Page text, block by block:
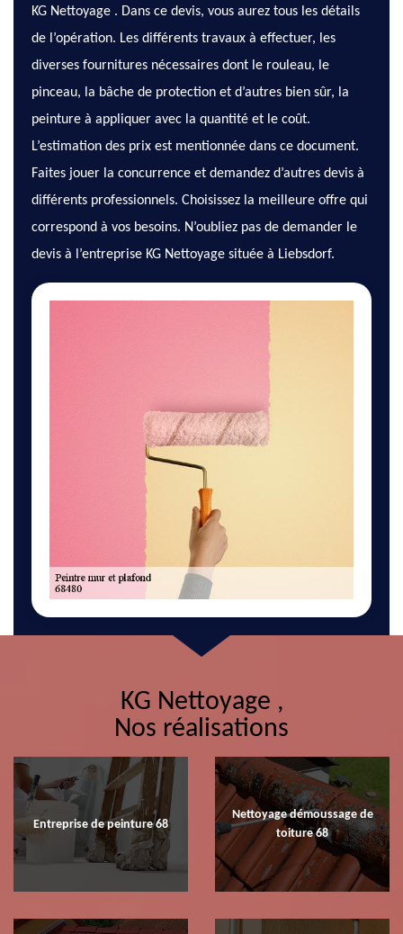
KG Nettoyage . Dans ce devis, vous aurez tous les détails
de l’opération. Les différents travaux à effectuer, les
diverses fournitures nécessaires dont le rouleau, le
pinceau, la bâche de protection et d’autres bien sûr, la
peinture à appliquer avec la quantité et le coût.
L’estimation des prix est mentionnée dans ce document.
Faites jouer la concurrence et demandez d’autres devis à
différents professionnels. Choisissez la meilleure offre qui
correspond à vos besoins. N’oubliez pas de demander le
devis à l’entreprise KG Nettoyage située à Liebsdorf.
KG Nettoyage ,
Nos réalisations
Entreprise de peinture 68
Nettoyage démoussage de
toiture 68